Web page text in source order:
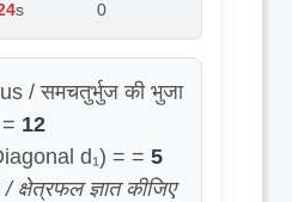
s
0
/ समचतुर्भुज की भुजा
= 12
d₁) = = 5
ज्ञात कीजिए